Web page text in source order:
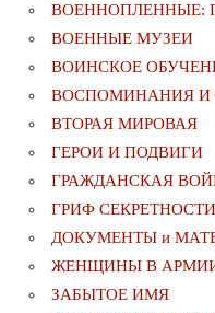
ВОЕННОПЛЕННЫЕ:
ВОЕННЫЕ МУЗЕИ
ВОИНСКОЕ
ВОСПОМИНАНИЯ И
ВТОРАЯ МИРОВАЯ
ГЕРОИ И ПОДВИГИ
ГРАЖДАНСКАЯ
ГРИФ
ДОКУМЕНТЫ и
ЖЕНЩИНЫ В
ЗАБЫТОЕ ИМЯ